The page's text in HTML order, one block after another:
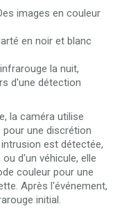
images en couleur
en noir et blanc
la nuit,
d'une détection
la caméra utilise
une discrétion
est détectée,
d'un véhicule, elle
couleur pour une
Après l'événement,
initial.